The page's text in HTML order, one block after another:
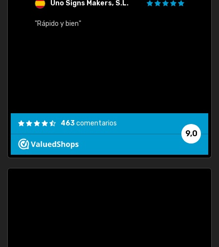
Uno Signs Makers, S.L.
"Rápido y bien"
9,0
463comentarios